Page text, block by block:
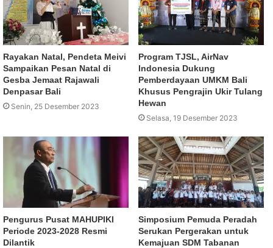
Rayakan Natal, Pendeta Meivi
Sampaikan Pesan Natal di
Gesba Jemaat Rajawali
Denpasar Bali
Senin, 25 Desember 2023
Program TJSL, AirNav
Indonesia Dukung
Pemberdayaan UMKM Bali
Khusus Pengrajin Ukir Tulang
Hewan
Selasa, 19 Desember 2023
Pengurus Pusat MAHUPIKI
Periode 2023-2028 Resmi
Dilantik
Simposium Pemuda Peradah
Serukan Pergerakan untuk
Kemajuan SDM Tabanan